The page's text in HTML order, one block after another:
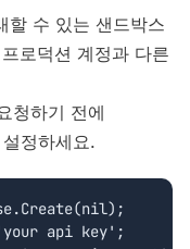
할 수 있는 샌드박스
로덕션 계정과 다른
청하기 전에
정하세요.
'your api key';